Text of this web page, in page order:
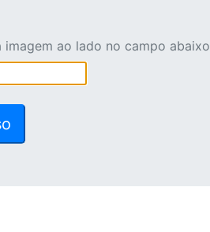
imagem ao lado no campo abaixo